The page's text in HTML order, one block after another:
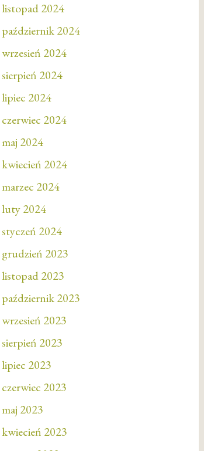
listopad 2024
październik 2024
wrzesień 2024
sierpień 2024
lipiec 2024
czerwiec 2024
maj 2024
kwiecień 2024
marzec 2024
luty 2024
styczeń 2024
grudzień 2023
listopad 2023
październik 2023
wrzesień 2023
sierpień 2023
lipiec 2023
czerwiec 2023
maj 2023
kwiecień 2023